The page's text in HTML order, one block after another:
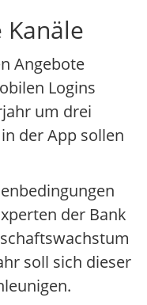
Kanäle
Angebote
Logins
um drei
der App sollen
der Bank
soll sich dieser